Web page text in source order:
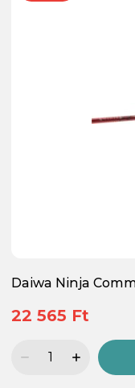
Daiwa Ninja
22 565 Ft